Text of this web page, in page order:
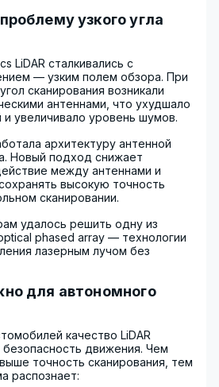
узкого угла
LiDAR сталкивались с
— узким полем обзора. При
сканирования возникали
антеннами, что ухудшало
и увеличивало уровень шумов.
архитектуру антенной
Новый подход снижает
между антеннами и
высокую точность
сканировании.
удалось решить одну из
phased array — технологии
лазерным лучом без
для автономного
качество LiDAR
движения. Чем
точность сканирования, тем
распознает: